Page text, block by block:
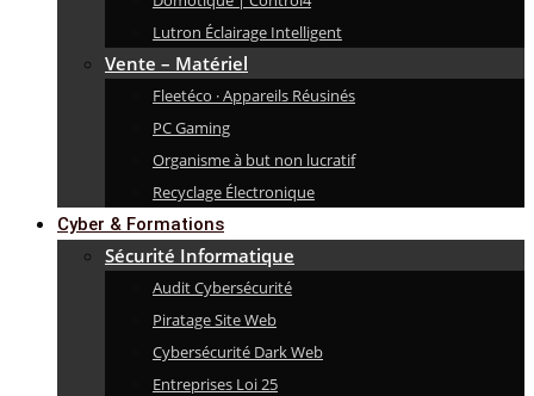
Lutron Éclairage Intelligent
Vente – Matériel
Fleetéco · Appareils Réusinés
PC Gaming
Organisme à but non lucratif
Recyclage Électronique
Cyber & Formations
Sécurité Informatique
Audit Cybersécurité
Piratage Site Web
Cybersécurité Dark Web
Entreprises Loi 25